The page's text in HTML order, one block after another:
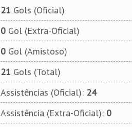
21 Gols (Oficial)
0Gol (Extra-Oficial)
0Gol (Amistoso)
21 Gols (Total)
Assistências (Oficial): 24
Assistência (Extra-Oficial): 0